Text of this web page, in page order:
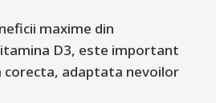
maxime din
D3, este important
corecta, adaptata nevoilor